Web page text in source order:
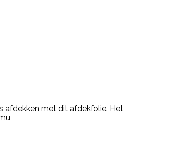
afdekken met dit afdekfolie. Het